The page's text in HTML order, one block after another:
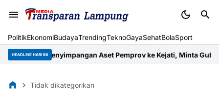
PolitikEkonomiBudayaTrendingTeknoGayaSehatBolaSport
HEADLINE HARI INI
Penyimpangan Aset Pemprov ke Kejati, Minta Gubernur
Tidak dikategorikan